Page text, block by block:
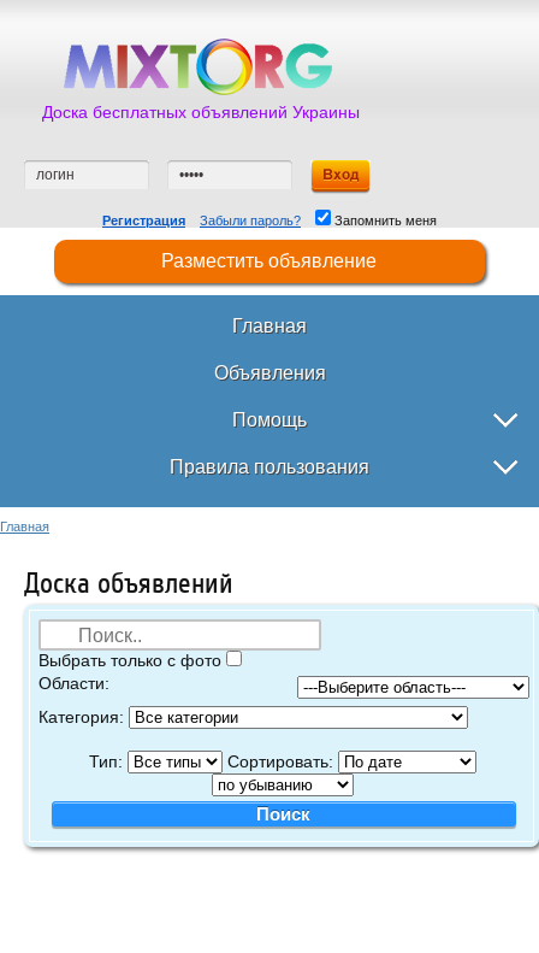
Доска бесплатных объявлений Украины
Регистрация Забыли пароль? Запомнить меня
Разместить объявление
Главная
Объявления
Помощь
Правила пользования
Главная
Доска объявлений
Выбрать только с фото
Области:
Категория:
Тип: Сортировать: